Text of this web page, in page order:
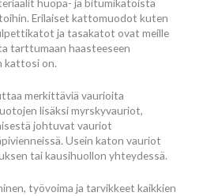
huopa- ja bitumikatoista
Erilaiset kattomuodot kuten
ja tasakatot ovat meille
tarttumaan haasteeseen
kattosi on.
merkittäviä vaurioita
lisäksi myrskyvauriot,
johtuvat vauriot
Usein katon vauriot
tai kausihuollon yhteydessä.
työvoima ja tarvikkeet kaikkien